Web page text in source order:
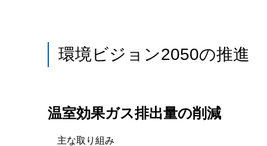
環境ビジョン2050の推進
温室効果ガス排出量の削減
主な取り組み